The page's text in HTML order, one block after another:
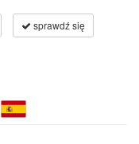
sprawdź się